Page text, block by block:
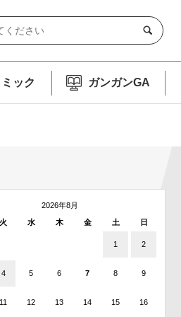
ック ガンガンGA
2026年8月
火 水 木 金 土 日
1 2
4 5 6 7 8 9
11 12 13 14 15 16